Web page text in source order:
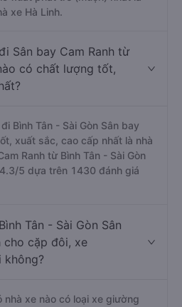
xe Hà Linh.
Sân bay Cam Ranh từ
có chất lượng tốt,
Bình Tân - Sài Gòn Sân bay
xuất sắc, cao cấp nhất là nhà
Ranh từ Bình Tân - Sài Gòn
5 dựa trên 1430 đánh giá
Tân - Sài Gòn Sân
cho cặp đôi, xe
không?
nhà xe nào có loại xe giường